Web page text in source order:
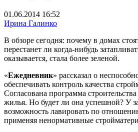
01.06.2014 16:52
Ирина Галинко
В обзоре сегодня: почему в домах
перестанет ли когда-нибудь
оказывается, стала более зеленой.
«Ежедневник» рассказал о
обеспечивать контроль качества
Согласована программа
жилья. Но будет ли она успешной? У
возможность лавировать по
применяя ненормативные